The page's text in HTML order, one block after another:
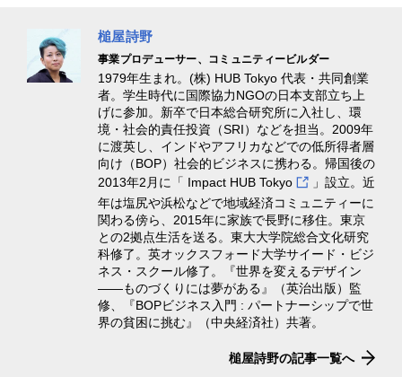
槌屋詩野
事業プロデューサー、コミュニティービルダー
1979年生まれ。(株) HUB Tokyo 代表・共同創業
者。学生時代に国際協力NGOの日本支部立ち上
げに参加。新卒で日本総合研究所に入社し、環
境・社会的責任投資（SRI）などを担当。2009年
に渡英し、インドやアフリカなどでの低所得者層
向け（BOP）社会的ビジネスに携わる。帰国後の
2013年2月に「 Impact HUB Tokyo
」設立。近
年は塩尻や浜松などで地域経済コミュニティーに
関わる傍ら、2015年に家族で長野に移住。東京
との2拠点生活を送る。東大大学院総合文化研究
科修了。英オックスフォード大学サイード・ビジ
ネス・スクール修了。『世界を変えるデザイン
――ものづくりには夢がある』（英治出版）監
修、『BOPビジネス入門 : パートナーシップで世
界の貧困に挑む』（中央経済社）共著。
槌屋詩野の記事一覧へ